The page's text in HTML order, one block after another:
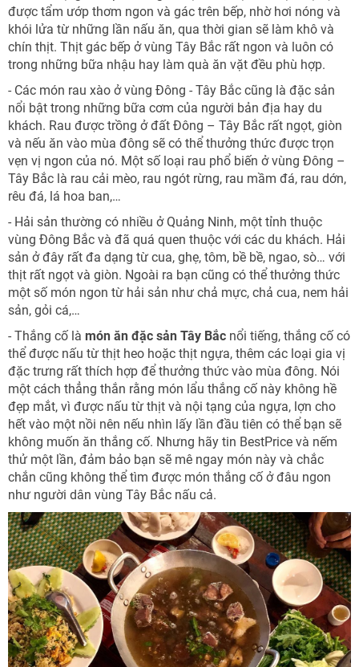
được tẩm ướp thơm ngon và gác trên bếp, nhờ hơi nóng và
khói lửa từ những lần nấu ăn, qua thời gian sẽ làm khô và
chín thịt. Thịt gác bếp ở vùng Tây Bắc rất ngon và luôn có
trong những bữa nhậu hay làm quà ăn vặt đều phù hợp.
- Các món rau xào ở vùng Đông - Tây Bắc cũng là đặc sản
nổi bật trong những bữa cơm của người bản địa hay du
khách. Rau được trồng ở đất Đông – Tây Bắc rất ngọt, giòn
và nếu ăn vào mùa đông sẽ có thể thưởng thức được trọn
vẹn vị ngon của nó. Một số loại rau phổ biến ở vùng Đông –
Tây Bắc là rau cải mèo, rau ngót rừng, rau mầm đá, rau dớn,
rêu đá, lá hoa ban,…
- Hải sản thường có nhiều ở Quảng Ninh, một tỉnh thuộc
vùng Đông Bắc và đã quá quen thuộc với các du khách. Hải
sản ở đây rất đa dạng từ cua, ghẹ, tôm, bề bề, ngao, sò… với
thịt rất ngọt và giòn. Ngoài ra bạn cũng có thể thưởng thức
một số món ngon từ hải sản như chả mực, chả cua, nem hải
sản, gỏi cá,…
- Thắng cố là món ăn đặc sản Tây Bắc nổi tiếng, thắng cố có
thể được nấu từ thịt heo hoặc thịt ngựa, thêm các loại gia vị
đặc trưng rất thích hợp để thưởng thức vào mùa đông. Nói
một cách thẳng thắn rằng món lẩu thắng cố này không hề
đẹp mắt, vì được nấu từ thịt và nội tạng của ngựa, lợn cho
hết vào một nồi nên nếu nhìn lấy lần đầu tiên có thể bạn sẽ
không muốn ăn thắng cố. Nhưng hãy tin BestPrice và nếm
thử một lần, đảm bảo bạn sẽ mê ngay món này và chắc
chắn cũng không thể tìm được món thắng cố ở đâu ngon
như người dân vùng Tây Bắc nấu cả.